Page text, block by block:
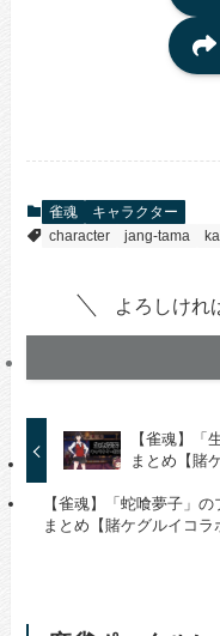
雀魂
キャラクター
character
jang-tama
よろしけれ
【雀魂】「
まとめ【賭
【雀魂】「蛇喰夢子」
まとめ【賭ケグルイコラ